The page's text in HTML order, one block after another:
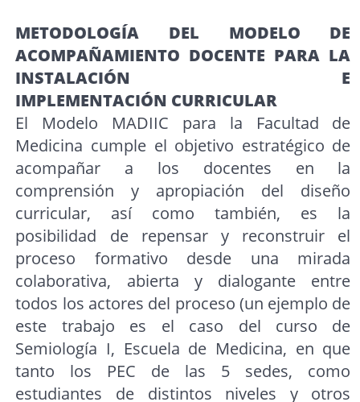
METODOLOGÍA DEL MODELO DE
ACOMPAÑAMIENTO DOCENTE PARA LA
INSTALACIÓN E
IMPLEMENTACIÓN CURRICULAR
El Modelo MADIIC para la Facultad de
Medicina cumple el objetivo estratégico de
acompañar a los docentes en la
comprensión y apropiación del diseño
curricular, así como también, es la
posibilidad de repensar y reconstruir el
proceso formativo desde una mirada
colaborativa, abierta y dialogante entre
todos los actores del proceso (un ejemplo de
este trabajo es el caso del curso de
Semiología I, Escuela de Medicina, en que
tanto los PEC de las 5 sedes, como
estudiantes de distintos niveles y otros